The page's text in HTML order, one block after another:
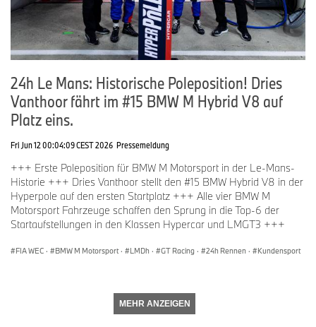
Die Fahreraufgebote im Pro Cup im Überblick:
#31 BMW M4 GT3 EVO, Team WRT:
Sheldon van der Linde (RSA)
#32 BMW M4 GT3 EVO, Team WRT:
Ugo de Wilde (BEL)
Kelvin van der Linde (RSA)
24h Le Mans: Historische Poleposition! Dries
Vanthoor fährt im #15 BMW M Hybrid V8 auf
Platz eins.
Fri Jun 12 00:04:09 CEST 2026 Pressemeldung
+++ Erste Poleposition für BMW M Motorsport in der Le-Mans-
Historie +++ Dries Vanthoor stellt den #15 BMW Hybrid V8 in der
Hyperpole auf den ersten Startplatz +++ Alle vier BMW M
Motorsport Fahrzeuge schaffen den Sprung in die Top-6 der
Startaufstellungen in den Klassen Hypercar und LMGT3 +++
FIA WEC · BMW M Motorsport · LMDh · GT Racing · 24h Rennen · Kundensport
MEHR ANZEIGEN